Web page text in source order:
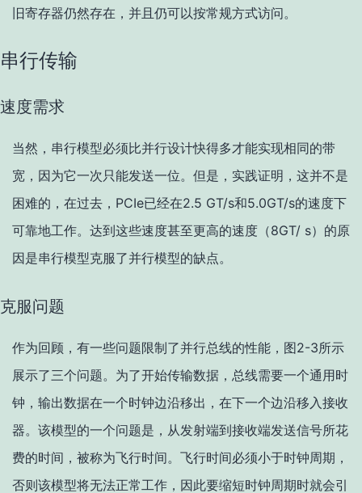
旧寄存器仍然存在，并且仍可以按常规方式访问。
串行传输
速度需求
当然，串行模型必须比并行设计快得多才能实现相同的带
宽，因为它一次只能发送一位。但是，实践证明，这并不是
困难的，在过去，PCIe已经在2.5 GT/s和5.0GT/s的速度下
可靠地工作。达到这些速度甚至更高的速度（8GT/ s）的原
因是串行模型克服了并行模型的缺点。
克服问题
作为回顾，有一些问题限制了并行总线的性能，图2-3所示
展示了三个问题。为了开始传输数据，总线需要一个通用时
钟，输出数据在一个时钟边沿移出，在下一个边沿移入接收
器。该模型的一个问题是，从发射端到接收端发送信号所花
费的时间，被称为飞行时间。飞行时间必须小于时钟周期，
否则该模型将无法正常工作，因此要缩短时钟周期时就会引